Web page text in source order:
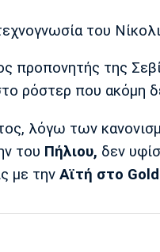
του
προπονητής της
ρόστερ που ακόμη
λόγω των
του Πήλιου, δεν
με την Αϊτή στο